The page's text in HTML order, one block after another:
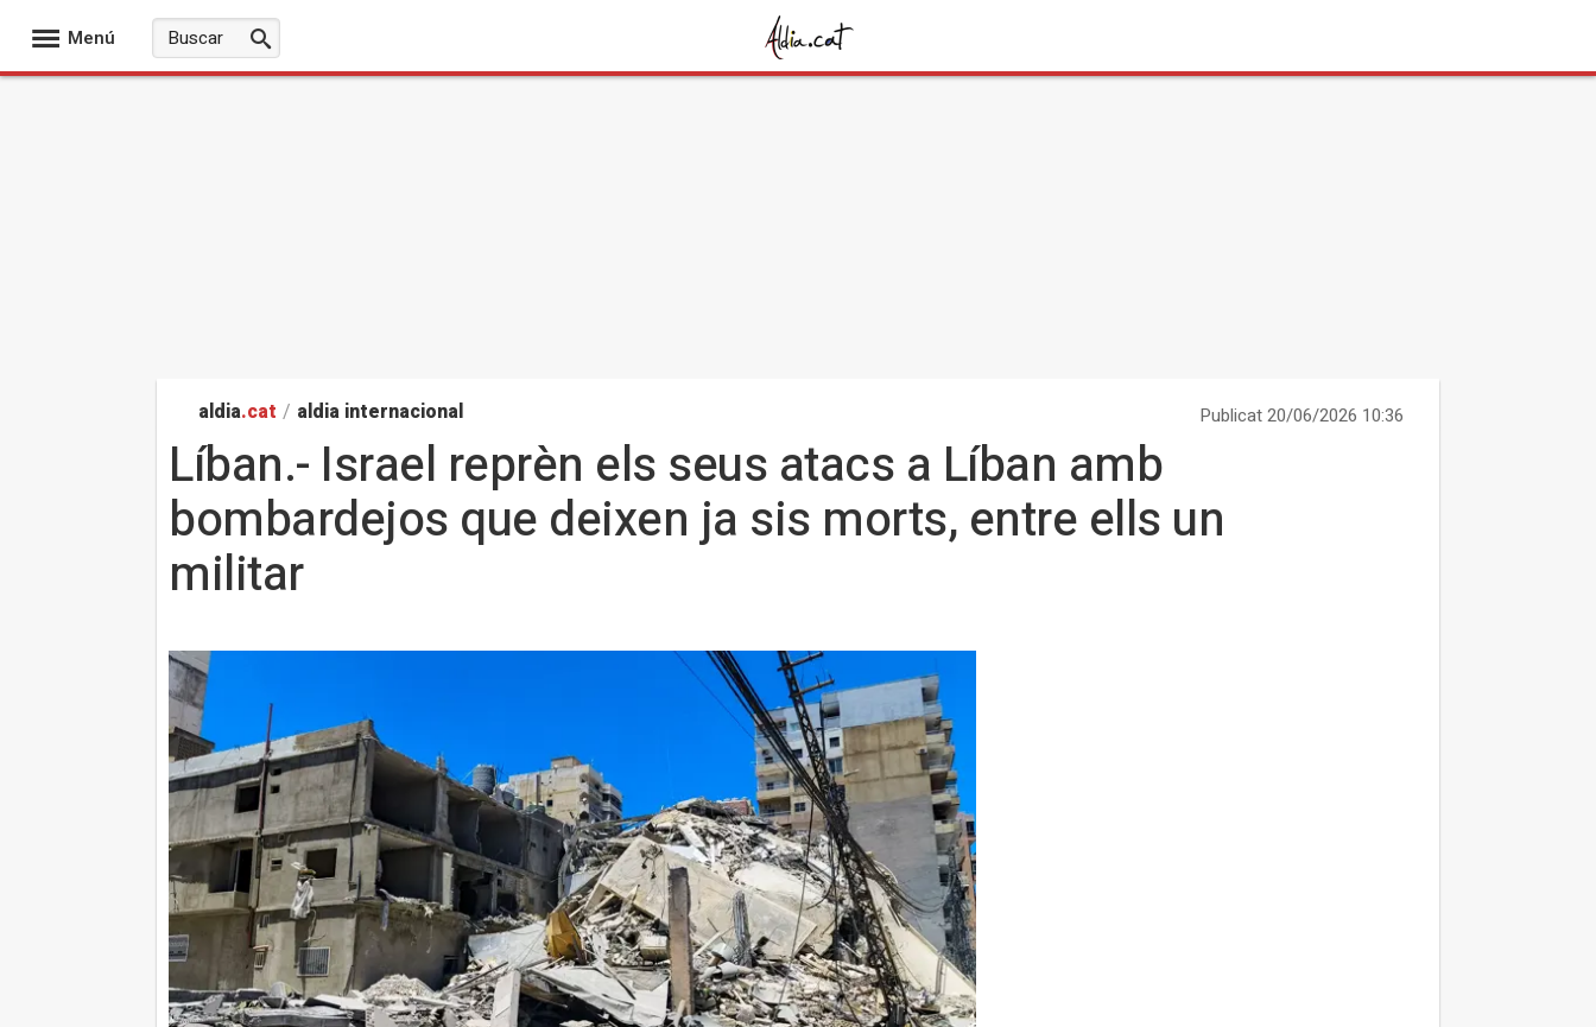
Menú
aldia.cat / aldia internacional Publicat 20/06/2026 10:36
Líban.- Israel reprèn els seus atacs a Líban amb
bombardejos que deixen ja sis morts, entre ells un
militar